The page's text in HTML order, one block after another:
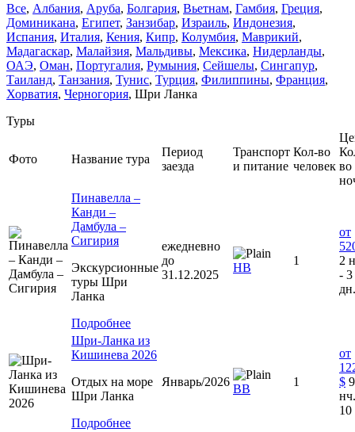
Все, Албания, Аруба, Болгария, Вьетнам, Гамбия, Греция,
Доминиканa, Египет, Занзибар, Израиль, Индонезия,
Испания, Италия, Кения, Кипр, Колумбия, Маврикий,
Мадагаскар, Малайзия, Мальдивы, Мексика, Нидерланды,
ОАЭ, Оман, Португалия, Румыния, Сейшелы, Сингапур,
Таиланд, Танзания, Тунис, Турция, Филиппины, Франция,
Хорватия, Черногория, Шри Ланка
Туры
Фото Название тура
Период
заезда
Транспорт
и питание
Кол-во
человек во
Пинавелла –
Канди –
Дамбула –
Сигирия
Экскурсионные
туры Шри
Ланка
Подробнее
ежедневно
до
31.12.2025
НВ
1
от
2
- 3
дн.
Шри-Ланка из
Кишинева 2026
Отдых на море
Шри Ланка
Подробнее
Январь/2026
BB
1
от
$ 9
10